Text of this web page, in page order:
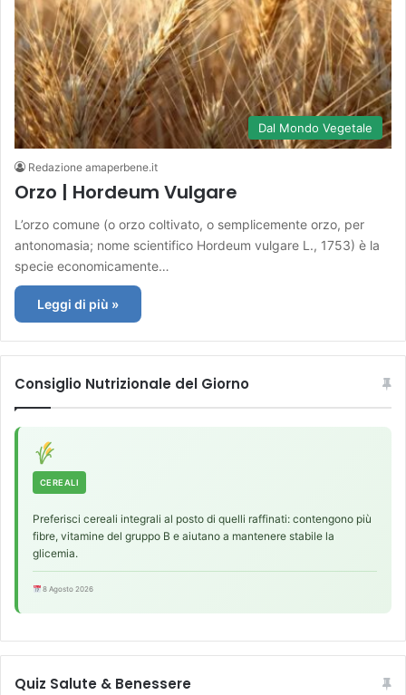
Dal Mondo Vegetale
Redazione amaperbene.it
Orzo | Hordeum Vulgare
L’orzo comune (o orzo coltivato, o semplicemente orzo, per
antonomasia; nome scientifico Hordeum vulgare L., 1753) è la
specie economicamente…
Leggi di più »
Consiglio Nutrizionale del Giorno
CEREALI
Preferisci cereali integrali al posto di quelli raffinati: contengono più
fibre, vitamine del gruppo B e aiutano a mantenere stabile la
glicemia.
8 Agosto 2026
Quiz Salute & Benessere